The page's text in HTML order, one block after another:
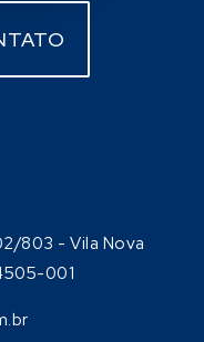
803 - Vila Nova
001